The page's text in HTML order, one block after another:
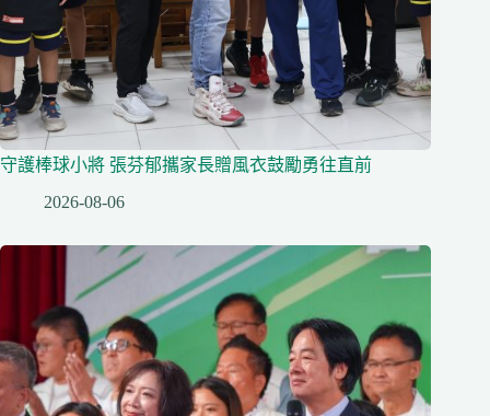
守護棒球小將 張芬郁攜家長贈風衣鼓勵勇往直前
2026-08-06